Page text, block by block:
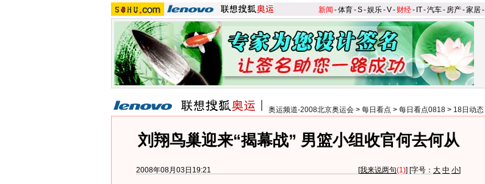
新闻 -体育-S-娱乐-V- 财经- IT-汽车- 房产-家居-
奥运频道-2008北京奥运会 > 每日看点 > 每日看点0818 > 18日动态
刘翔鸟巢迎来“揭幕战” 男篮小组收官何去何从
2008年08月03日19:21 [我来说两句(1)] [字号： 大 中 小]